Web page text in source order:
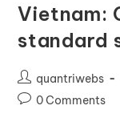
Vietnam:
standard
quantriwebs
0 Comments